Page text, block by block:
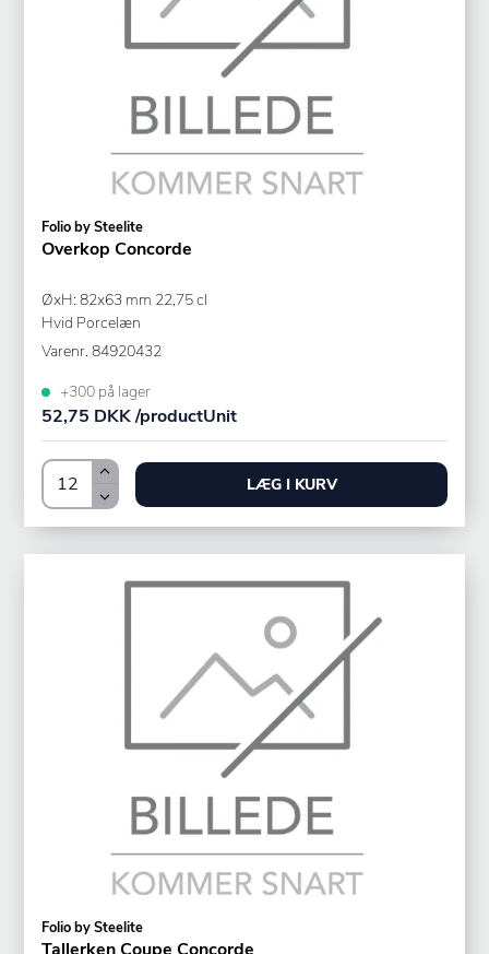
Folio by Steelite
Overkop Concorde
ØxH: 82x63 mm 22,75 cl
Hvid Porcelæn
Varenr. 84920432
+300 på lager
52,75 DKK /productUnit
LÆG I KURV
Folio by Steelite